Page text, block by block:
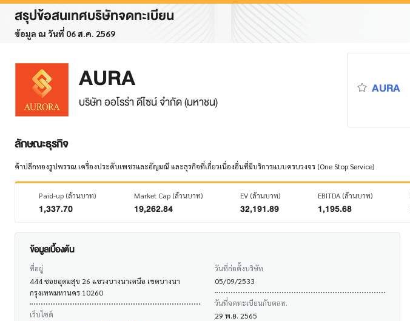
สรุปข้อสนเทศบริษัทจดทะเบียน
ข้อมูล ณ วันที่ 06 ส.ค. 2569
AURA
บริษัท ออโรร่า ดีไซน์ จำกัด (มหาชน)
AURA
ลักษณะธุรกิจ
ค้าปลีกทองรูปพรรณ เครื่องประดับเพชรและอัญมณี และธุรกิจที่เกี่ยวเนื่องอื่นที่มีบริการแบบครบวงจร (One Stop Service)
Paid-up (ล้านบาท)
1,337.70
Market Cap (ล้านบาท)
19,262.84
EV (ล้านบาท)
32,191.89
EBITDA (ล้านบาท)
1,195.68
ข้อมูลเบื้องต้น
ที่อยู่
444 ซอยอุดมสุข 26 แขวงบางนาเหนือ เขตบางนา
กรุงเทพมหานคร 10260
เว็บไซต์
วันที่ก่อตั้งบริษัท
05/09/2533
วันที่จดทะเบียนกับตลท.
29 พ.ย. 2565